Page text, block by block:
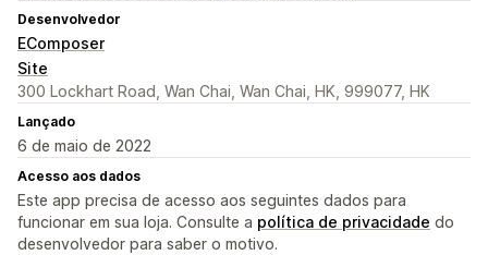
Desenvolvedor
EComposer
Site
300 Lockhart Road, Wan Chai, Wan Chai, HK, 999077, HK
Lançado
6 de maio de 2022
Acesso aos dados
Este app precisa de acesso aos seguintes dados para
funcionar em sua loja. Consulte a política de privacidade do
desenvolvedor para saber o motivo.